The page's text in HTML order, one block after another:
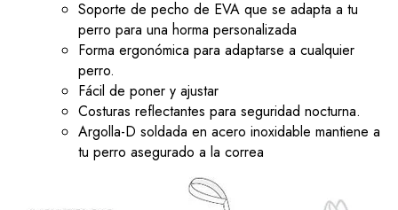
Soporte de pecho de EVA que se adapta a tu
perro para una horma personalizada
Forma ergonómica para adaptarse a cualquier
perro.
Fácil de poner y ajustar
Costuras reflectantes para seguridad nocturna.
Argolla-D soldada en acero inoxidable mantiene a
tu perro asegurado a la correa